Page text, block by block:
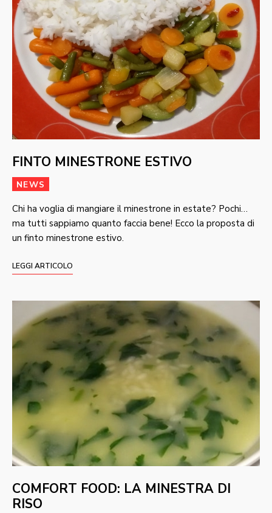
FINTO MINESTRONE ESTIVO
NEWS
Chi ha voglia di mangiare il minestrone in estate? Pochi…
ma tutti sappiamo quanto faccia bene! Ecco la proposta di
un finto minestrone estivo.
LEGGI ARTICOLO
COMFORT FOOD: LA MINESTRA DI
RISO